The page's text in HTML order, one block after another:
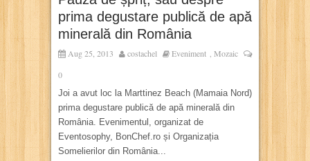
prima degustare publică de apă
minerală din România
Aug 25, 2013 costachel Eveniment , Mozaic
0
Joi a avut loc la Marttinez Beach (Mamaia Nord)
prima degustare publică de apă minerală din
România. Evenimentul, organizat de
Eventosophy, BonChef.ro și Organizația
Somelierilor din România...